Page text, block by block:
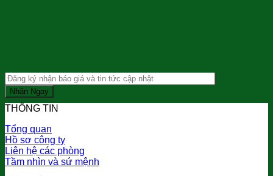
THÔNG TIN
Tổng quan
Hồ sơ công ty
Liên hệ các phòng
Tầm nhìn và sứ mệnh